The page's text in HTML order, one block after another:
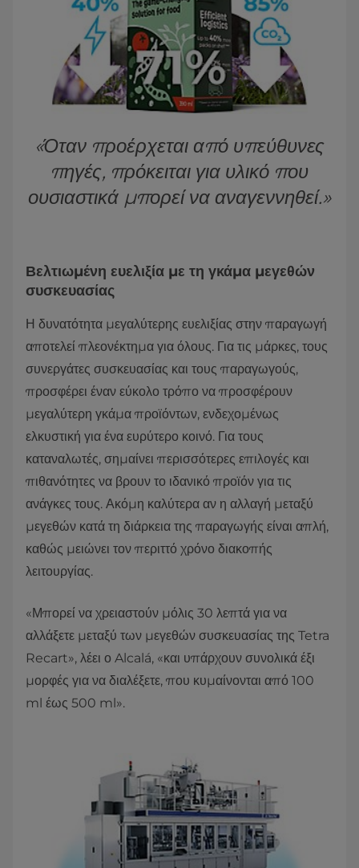
«Όταν προέρχεται από υπεύθυνες
πηγές, πρόκειται για υλικό που
ουσιαστικά μπορεί να αναγεννηθεί.»
Βελτιωμένη ευελιξία με τη γκάμα μεγεθών
συσκευασίας
Η δυνατότητα μεγαλύτερης ευελιξίας στην παραγωγή
αποτελεί πλεονέκτημα για όλους. Για τις μάρκες, τους
συνεργάτες συσκευασίας και τους παραγωγούς,
προσφέρει έναν εύκολο τρόπο να προσφέρουν
μεγαλύτερη γκάμα προϊόντων, ενδεχομένως
ελκυστική για ένα ευρύτερο κοινό. Για τους
καταναλωτές, σημαίνει περισσότερες επιλογές και
πιθανότητες να βρουν το ιδανικό προϊόν για τις
ανάγκες τους. Ακόμη καλύτερα αν η αλλαγή μεταξύ
μεγεθών κατά τη διάρκεια της παραγωγής είναι απλή,
καθώς μειώνει τον περιττό χρόνο διακοπής
λειτουργίας.
«Μπορεί να χρειαστούν μόλις 30 λεπτά για να
αλλάξετε μεταξύ των μεγεθών συσκευασίας της Tetra
Recart», λέει ο Alcalá, «και υπάρχουν συνολικά έξι
μορφές για να διαλέξετε, που κυμαίνονται από 100
ml έως 500 ml».